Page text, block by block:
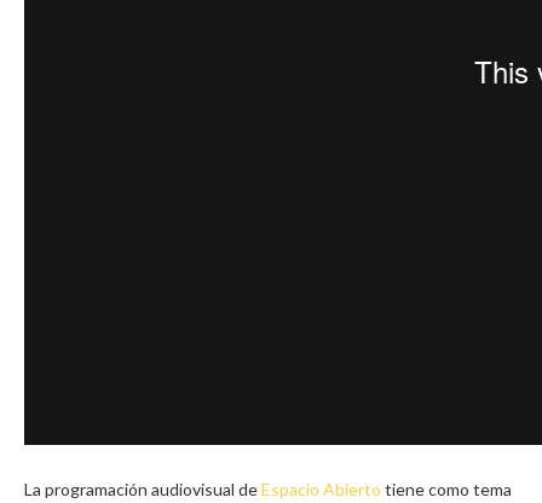
La programación audiovisual deEspacio Abierto tiene como tema